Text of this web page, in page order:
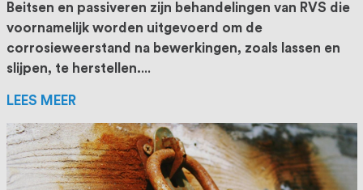
Beitsen en passiveren zijn behandelingen van RVS die
voornamelijk worden uitgevoerd om de
corrosieweerstand na bewerkingen, zoals lassen en
slijpen, te herstellen....
LEES MEER